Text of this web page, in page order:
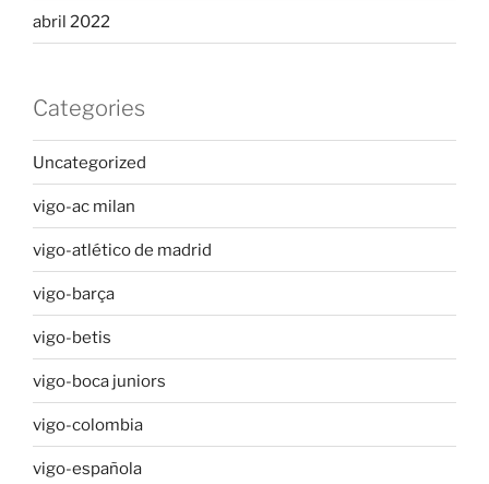
abril 2022
Categories
Uncategorized
vigo-ac milan
vigo-atlético de madrid
vigo-barça
vigo-betis
vigo-boca juniors
vigo-colombia
vigo-española